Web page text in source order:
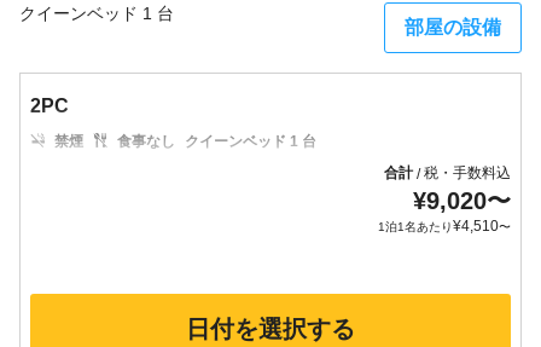
クイーンベッド 1 台
部屋の設備
2PC
禁煙 食事なし
クイーンベッド 1 台
合計/税・手数料込
¥9,020〜
1泊1名あたり¥4,510〜
日付を選択する